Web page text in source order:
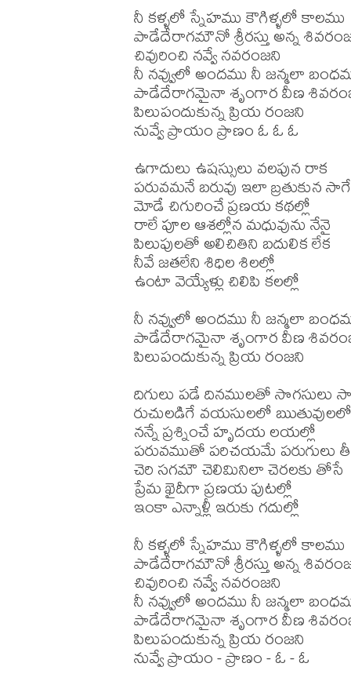
నీ కళ్ళలో స్నేహము కౌగిళ్ళలో కాలము
పాడేదేరాగమౌనో శ్రీరస్తు అన్న
చివురించి నవ్వే నవరంజని
నీ నవ్వులో అందము నీ జన్మలా
పాడేదేరాగమైనా శృంగార వీణ
పిలుపందుకున్న ప్రియ రంజని
నువ్వే ప్రాయం ప్రాణం ఓ ఓ ఓ
ఉగాదులు ఉషస్సులు వలపున రాక
పరువమనే బరువు ఇలా బ్రతుకున సాగే
మోడే చిగురించే ప్రణయ కథల్లో
రాలే పూల ఆశల్లోన మధువును నేనై
పిలుపులతో అలిచితిని బదులిక లేక
నీవే జతలేని శిధిల శిలల్లో
ఉంటా వెయ్యేళ్లు చిలిపి కలల్లో
నీ నవ్వులో అందము నీ జన్మలా
పాడేదేరాగమైనా శృంగార వీణ
పిలుపందుకున్న ప్రియ రంజని
దిగులు పడే దినములతో సొగసులు
రుచులడిగే వయసులలో
నన్నే ప్రశ్నించే హృదయ లయల్లో
పరువముతో పరిచయమే పరుగులు
చెరి సగమౌ చెలిమినిలా చెరలకు తోసే
ప్రేమ ఖైదీగా ప్రణయ పుటల్లో
ఇంకా ఎన్నాళ్లీ ఇరుకు గదుల్లో
నీ కళ్ళలో స్నేహము కౌగిళ్ళలో కాలము
పాడేదేరాగమౌనో శ్రీరస్తు అన్న
చివురించి నవ్వే నవరంజని
నీ నవ్వులో అందము నీ జన్మలా
పాడేదేరాగమైనా శృంగార వీణ
పిలుపందుకున్న ప్రియ రంజని